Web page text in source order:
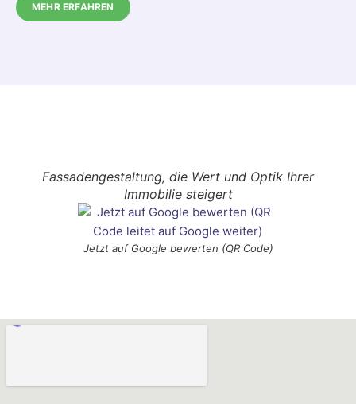
MEHR ERFAHREN
Jetzt auf Google bewerten (QR Code)
Fassadengestaltung, die Wert und Optik Ihrer
Immobilie steigert